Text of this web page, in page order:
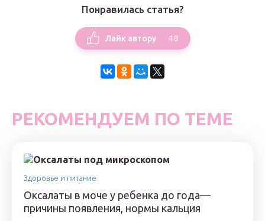
Понравилась статья?
Лайк автору 48
РЕКОМЕНДУЕМ ПО ТЕМЕ
Здоровье и питание
Оксалаты в моче у ребенка до года—
причины появления, нормы кальция